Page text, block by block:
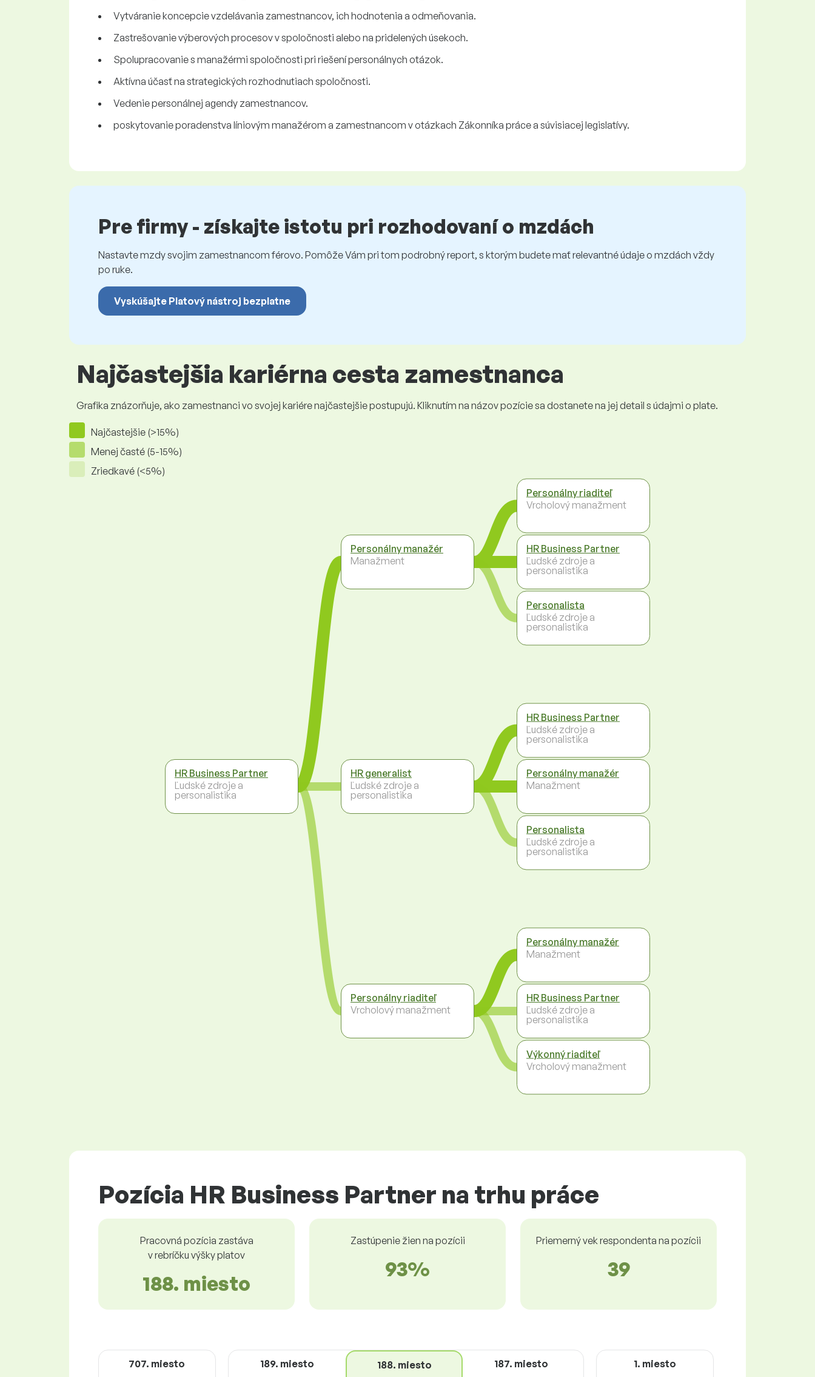
Vytváranie koncepcie vzdelávania zamestnancov, ich hodnotenia a odmeňovania.
Zastrešovanie výberových procesov v spoločnosti alebo na pridelených úsekoch.
Spolupracovanie s manažérmi spoločnosti pri riešení personálnych otázok.
Aktívna účasť na strategických rozhodnutiach spoločnosti.
Vedenie personálnej agendy zamestnancov.
poskytovanie poradenstva líniovým manažérom a zamestnancom v otázkach Zákonníka práce a súvisiacej legislatívy.
Pre firmy - získajte istotu pri rozhodovaní o mzdách
Nastavte mzdy svojim zamestnancom férovo. Pomôže Vám pri tom podrobný report, s ktorým budete mať relevantné údaje o mzdách vždy
po ruke.
Vyskúšajte Platový nástroj bezplatne
Najčastejšia kariérna cesta zamestnanca
Grafika znázorňuje, ako zamestnanci vo svojej kariére najčastejšie postupujú. Kliknutím na názov pozície sa dostanete na jej detail s údajmi o plate.
Najčastejšie (>15%)
Menej časté (5-15%)
Zriedkavé (<5%)
HR Business Partner
Ľudské zdroje a
personalistika
Personálny manažér
Manažment
HR generalist
Ľudské zdroje a
personalistika
Personálny riaditeľ
Vrcholový manažment
Personálny riaditeľ
Vrcholový manažment
HR Business Partner
Ľudské zdroje a
personalistika
Personalista
Ľudské zdroje a
personalistika
HR Business Partner
Ľudské zdroje a
personalistika
Personálny manažér
Manažment
Personalista
Ľudské zdroje a
personalistika
Personálny manažér
Manažment
HR Business Partner
Ľudské zdroje a
personalistika
Výkonný riaditeľ
Vrcholový manažment
Pozícia HR Business Partner na trhu práce
Pracovná pozícia zastáva
v rebríčku výšky platov
188. miesto
Zastúpenie žien na pozícii
93%
Priemerný vek respondenta na pozícii
39
707. miesto 189. miesto 188. miesto 187. miesto 1. miesto